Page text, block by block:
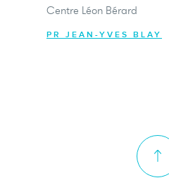
Centre Léon Bérard
PR JEAN-YVES BLAY